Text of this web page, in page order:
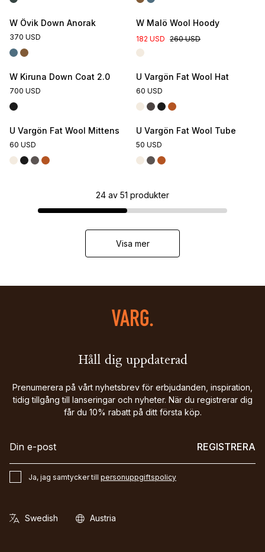
W Övik Down Anorak
370 USD
W Malö Wool Hoody
182 USD 260 USD
W Kiruna Down Coat 2.0
700 USD
U Vargön Fat Wool Hat
60 USD
U Vargön Fat Wool Mittens
60 USD
U Vargön Fat Wool Tube
50 USD
24 av 51 produkter
Visa mer
Håll dig uppdaterad
Prenumerera på vårt nyhetsbrev för erbjudanden, inspiration,
tidig tillgång till lanseringar och nyheter. När du registrerar dig
får du 10% rabatt på ditt första köp.
REGISTRERA
Ja, jag samtycker till personuppgiftspolicy